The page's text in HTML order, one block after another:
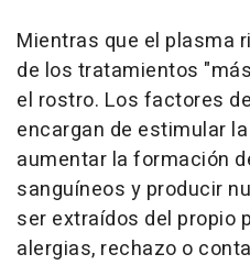
Mientras que el plasma
de los tratamientos
el rostro. Los factores
encargan de estimular
aumentar la formación
sanguíneos y producir
ser extraídos del propio
alergias, rechazo o